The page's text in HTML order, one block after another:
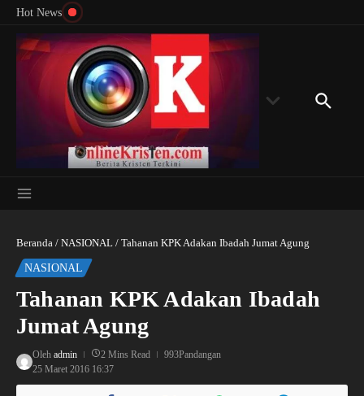
Lewati ke konten
Hot News
Beranda / NASIONAL / Tahanan KPK Adakan Ibadah Jumat Agung
NASIONAL
Tahanan KPK Adakan Ibadah
Jumat Agung
Oleh admin 2 Mins Read
993Pandangan
25 Maret 2016 16:37